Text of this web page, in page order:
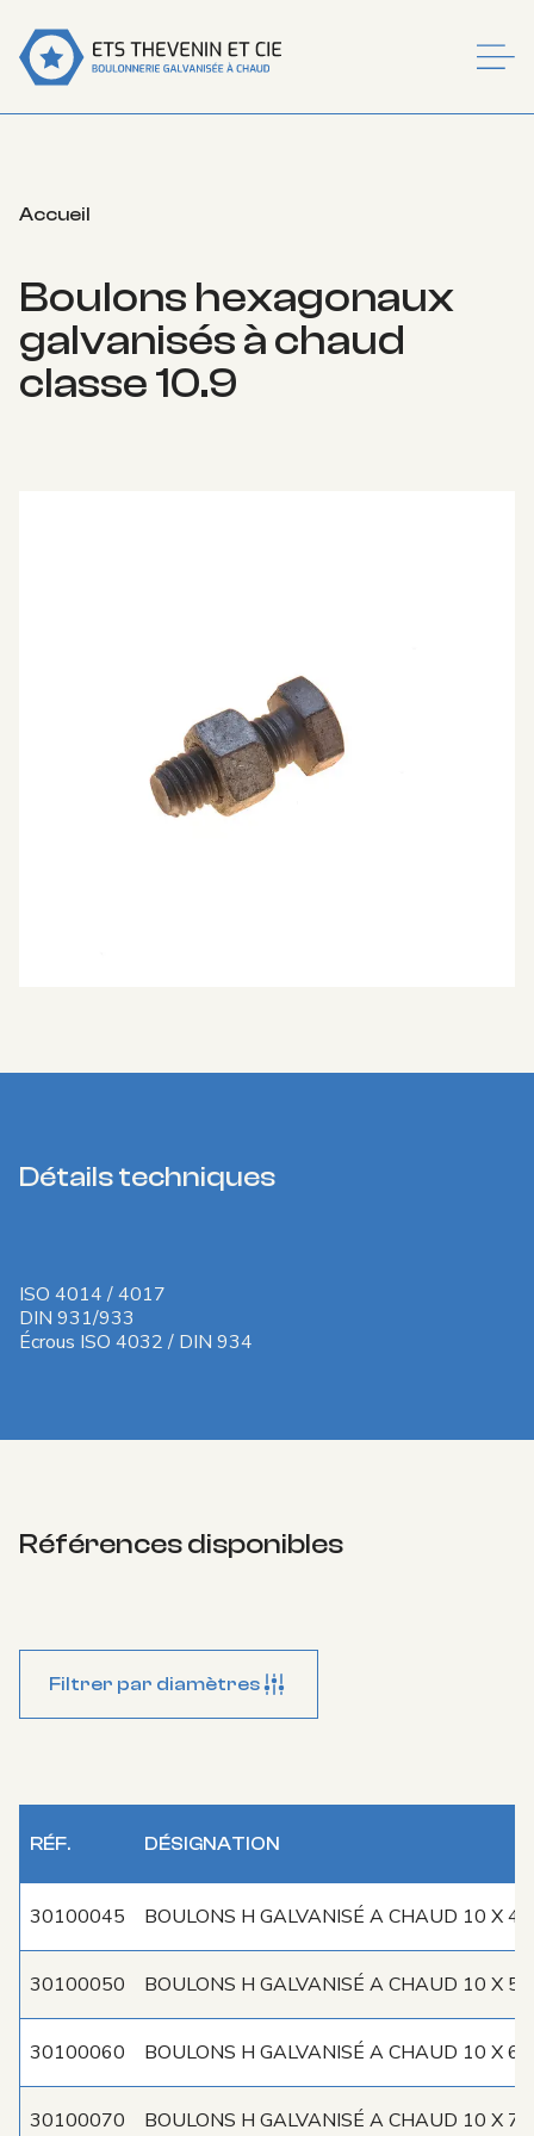
Accueil
Boulons hexagonaux
galvanisés à chaud
classe 10.9
Détails techniques
ISO 4014 / 4017
DIN 931/933
Écrous ISO 4032 / DIN 934
Références disponibles
Filtrer par diamètres
RÉF.
DÉSIGNATION
30100045 BOULONS H GALVANISÉ A CHAUD 10 X
30100050 BOULONS H GALVANISÉ A CHAUD 10 X
30100060 BOULONS H GALVANISÉ A CHAUD 10 X
30100070 BOULONS H GALVANISÉ A CHAUD 10 X